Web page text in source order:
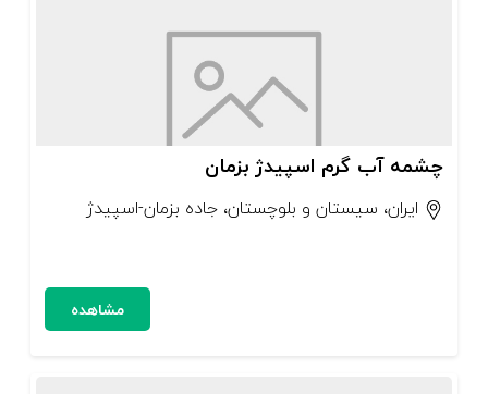
چشمه آب گرم اسپیدژ بزمان
ایران، سیستان و بلوچستان، جاده بزمان-اسپیدژ
مشاهده